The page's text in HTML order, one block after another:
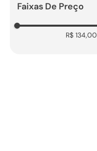
Faixas De Preço
R$ 134,00